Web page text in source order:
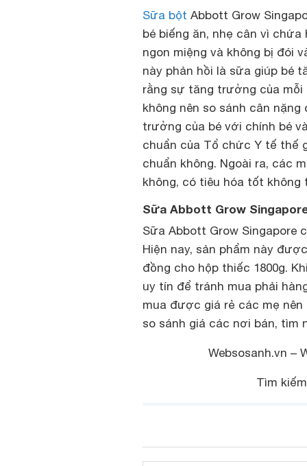
Sữa bột Abbott Grow
bé biếng ăn, nhẹ cân vì
ngon miệng và không bị đói
này phản hồi là sữa giúp bé
rằng sự tăng trưởng của mỗi
không nên so sánh cân
trưởng của bé với chính bé
chuẩn của Tổ chức Y tế thế
chuẩn không. Ngoài ra, các
không, có tiêu hóa tốt
Sữa Abbott Grow
Sữa Abbott Grow Singapore
Hiện nay, sản phẩm này
đồng cho hộp thiếc 1800g.
uy tín để tránh mua phải
mua được giá rẻ các mẹ
so sánh giá các nơi bán, tìm
Websosanh.vn –
Tìm